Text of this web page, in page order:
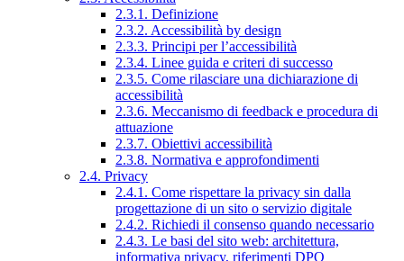
2.3.1. Definizione
2.3.2. Accessibilità by design
2.3.3. Principi per l’accessibilità
2.3.4. Linee guida e criteri di successo
2.3.5. Come rilasciare una dichiarazione di
accessibilità
2.3.6. Meccanismo di feedback e procedura di
attuazione
2.3.7. Obiettivi accessibilità
2.3.8. Normativa e approfondimenti
2.4. Privacy
2.4.1. Come rispettare la privacy sin dalla
progettazione di un sito o servizio digitale
2.4.2. Richiedi il consenso quando necessario
2.4.3. Le basi del sito web: architettura,
informativa privacy, riferimenti DPO